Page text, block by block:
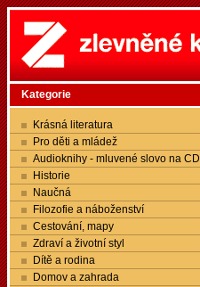
Kategorie
Krásná literatura
Pro děti a mládež
Audioknihy - mluvené slovo na CD
Historie
Naučná
Filozofie a náboženství
Cestování, mapy
Zdraví a životní styl
Dítě a rodina
Domov a zahrada